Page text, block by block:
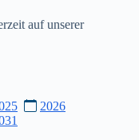
auf unserer
2026